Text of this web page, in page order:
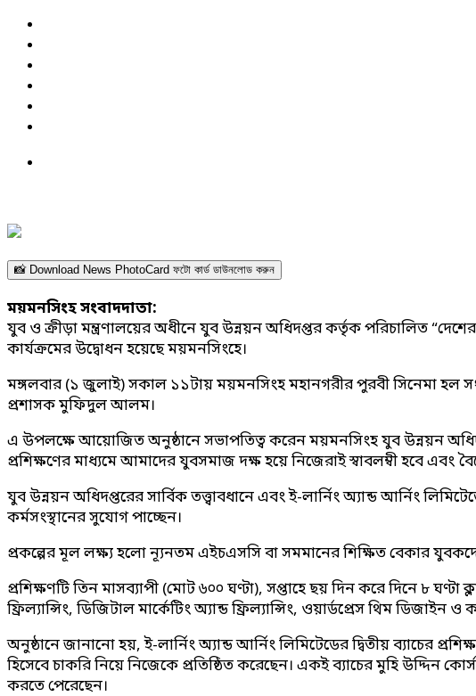
📸 Download News PhotoCard ফটো কার্ড ডাউনলোড করুন
ময়মনসিংহ সংবাদদাতা:
যুব ও ক্রীড়া মন্ত্রণালয়ের অধীনে যুব উন্নয়ন অধিদপ্তর কর্তৃক পরিচালিত “দেশের
কার্যক্রমের উদ্বোধন হয়েছে ময়মনসিংহে।
মঙ্গলবার (১ জুলাই) সকাল ১১টায় ময়মনসিংহ মহানগরীর পুরবী সিনেমা হল
প্রশাসক মুফিদুল আলম।
এ উপলক্ষে আয়োজিত অনুষ্ঠানে সভাপতিত্ব করেন ময়মনসিংহ যুব উন্নয়ন
প্রশিক্ষণের মাধ্যমে আমাদের যুবসমাজ দক্ষ হয়ে নিজেরাই স্বাবলম্বী হবে
যুব উন্নয়ন অধিদপ্তরের সার্বিক তত্ত্বাবধানে এবং ই-লার্নিং অ্যান্ড আর্নিং
কর্মসংস্থানের সুযোগ পাচ্ছেন।
প্রকল্পের মূল লক্ষ্য হলো ন্যূনতম এইচএসসি বা সমমানের শিক্ষিত বেকার
প্রশিক্ষণটি তিন মাসব্যাপী (মোট ৬০০ ঘণ্টা), সপ্তাহে ছয় দিন করে দিনে ৮ ঘণ্টা
ফ্রিল্যান্সিং, ডিজিটাল মার্কেটিং অ্যান্ড ফ্রিল্যান্সিং, ওয়ার্ডপ্রেস থিম
অনুষ্ঠানে জানানো হয়, ই-লার্নিং অ্যান্ড আর্নিং লিমিটেডের দ্বিতীয় ব্যাচের
হিসেবে চাকরি নিয়ে নিজেকে প্রতিষ্ঠিত করেছেন। একই ব্যাচের মুহি উদ্দিন
করতে পেরেছেন।